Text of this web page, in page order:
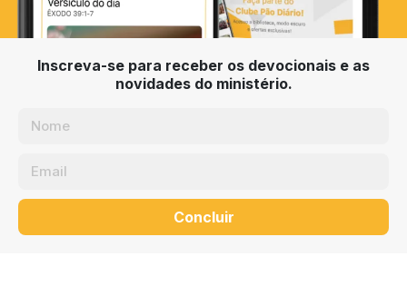
Inscreva-se para receber os devocionais e as
novidades do ministério.
Concluir